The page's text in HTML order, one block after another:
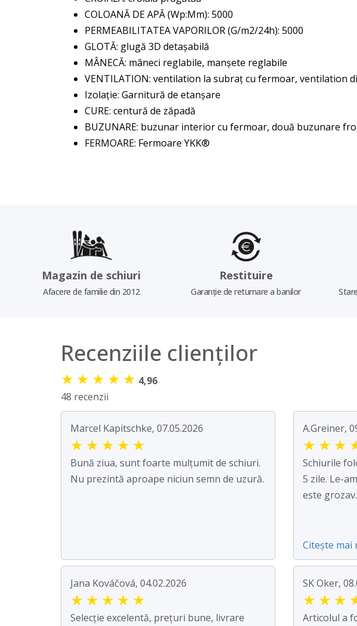
COLOANĂ DE APĂ (Wp:Mm): 5000
PERMEABILITATEA VAPORILOR (G/m2/24h): 5000
GLOTĂ: glugă 3D detașabilă
MÂNECĂ: mâneci reglabile, manșete reglabile
VENTILATION: ventilation la subraț cu fermoar, ventilation
Izolație: Garnitură de etanșare
CURE: centură de zăpadă
BUZUNARE: buzunar interior cu fermoar, două buzunare
FERMOARE: Fermoare YKK®
Magazin de schiuri
Afacere de familie din 2012
Restituire
Garanție de returnare a banilor
Recenziile clienților
★ ★ ★ ★ ★ 4,96
48 recenzii
Marcel Kapitschke, 07.05.2026
★ ★ ★ ★ ★
Bună ziua, sunt foarte mulțumit de schiuri.
Nu prezintă aproape niciun semn de uzură.
A.Greiner,
★ ★ ★
Schiurile
5 zile. Le-
este
Citește mai
Jana Kováčová, 04.02.2026
★ ★ ★ ★ ★
Selecție excelentă, prețuri bune, livrare
SK Oker,
★ ★ ★
Articolul a